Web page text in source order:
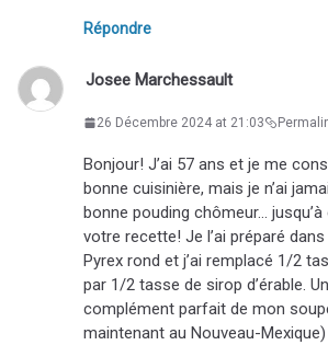
Répondre
Josee Marchessault
26 Décembre 2024 at 21:03
Bonjour! J’ai 57 ans et je me
bonne cuisinière, mais je n’ai
bonne pouding chômeur… jusqu’à
votre recette! Je l’ai préparé
Pyrex rond et j’ai remplacé 1/2
par 1/2 tasse de sirop d’érable.
complément parfait de mon
maintenant au Nouveau-